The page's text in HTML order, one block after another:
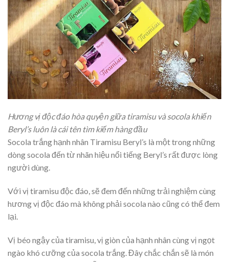
Hương vị độc đáo hòa quyện giữa tiramisu và socola khiến
Beryl’s luôn là cái tên tìm kiếm hàng đầu
Socola trắng hạnh nhân Tiramisu Beryl’s là một trong những
dòng socola đến từ nhãn hiệu nổi tiếng Beryl’s rất được lòng
người dùng.
Với vị tiramisu độc đáo, sẽ đem đến những trải nghiệm cùng
hương vị độc đáo mà không phải socola nào cũng có thể đem
lại.
Vị béo ngậy của tiramisu, vị giòn của hạnh nhân cùng vị ngọt
ngào khó cưỡng của socola trắng. Đây chắc chắn sẽ là món